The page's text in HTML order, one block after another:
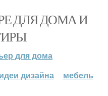
ДЛЯ ДОМА И
для дома
идеи дизайна мебель